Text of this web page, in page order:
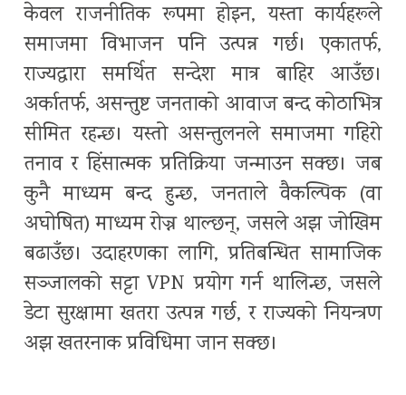
केवल राजनीतिक रूपमा होइन, यस्ता कार्यहरूले
समाजमा विभाजन पनि उत्पन्न गर्छ। एकातर्फ,
राज्यद्वारा समर्थित सन्देश मात्र बाहिर आउँछ।
अर्कातर्फ, असन्तुष्ट जनताको आवाज बन्द कोठाभित्र
सीमित रहन्छ। यस्तो असन्तुलनले समाजमा गहिरो
तनाव र हिंसात्मक प्रतिक्रिया जन्माउन सक्छ। जब
कुनै माध्यम बन्द हुन्छ, जनताले वैकल्पिक (वा
अघोषित) माध्यम रोज्न थाल्छन्, जसले अझ जोखिम
बढाउँछ। उदाहरणका लागि, प्रतिबन्धित सामाजिक
सञ्जालको सट्टा VPN प्रयोग गर्न थालिन्छ, जसले
डेटा सुरक्षामा खतरा उत्पन्न गर्छ, र राज्यको नियन्त्रण
अझ खतरनाक प्रविधिमा जान सक्छ।